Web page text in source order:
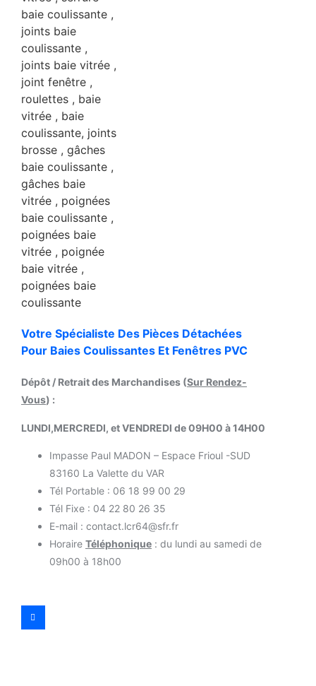
Votre Spécialiste Des Pièces Détachées
Pour Baies Coulissantes Et Fenêtres PVC
Dépôt / Retrait des Marchandises (Sur Rendez-
Vous) :
LUNDI,MERCREDI, et VENDREDI de 09H00 à 14H00
Impasse Paul MADON – Espace Frioul -SUD
83160 La Valette du VAR
Tél Portable : 06 18 99 00 29
Tél Fixe : 04 22 80 26 35
E-mail : contact.lcr64@sfr.fr
Horaire Téléphonique : du lundi au samedi de
09h00 à 18h00